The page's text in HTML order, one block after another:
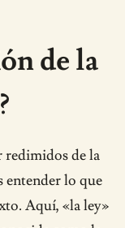
de la
redimidos de la
entender lo que
Aquí, «la ley»